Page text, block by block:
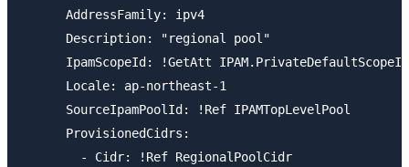
      AddressFamily: ipv4
      Description: "regional pool"
      IpamScopeId: !GetAtt IPAM.PrivateDefaultScopeId
      Locale: ap-northeast-1
      SourceIpamPoolId: !Ref IPAMTopLevelPool
      ProvisionedCidrs:
        - Cidr: !Ref RegionalPoolCidr